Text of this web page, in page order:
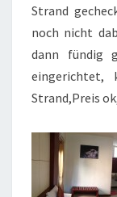
Strand
noch nicht
dann fündig
eingerichtet,
Strand,Preis